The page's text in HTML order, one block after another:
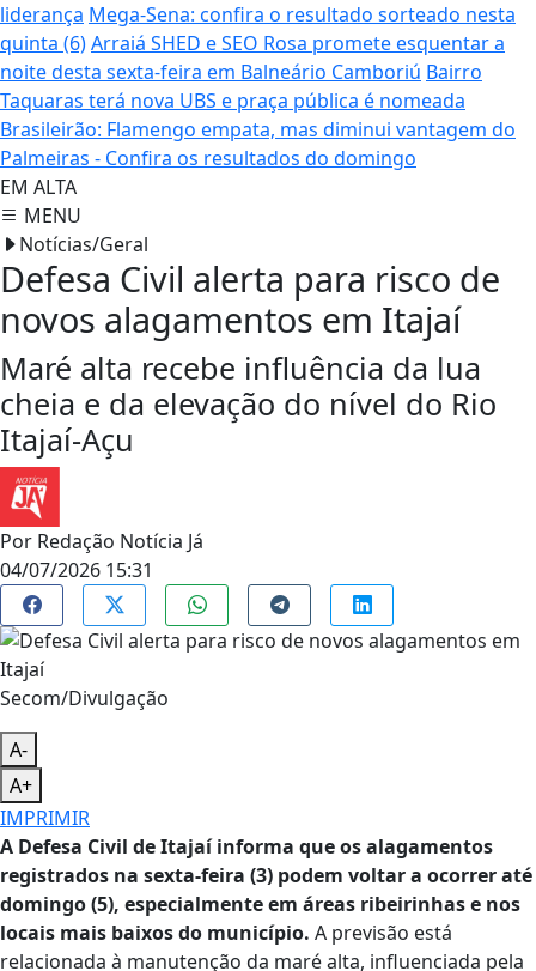
liderança Mega-Sena: confira o resultado sorteado nesta
quinta (6)Arraiá SHED e SEO Rosa promete esquentar a
noite desta sexta-feira em Balneário Camboriú Bairro
Taquaras terá nova UBS e praça pública é nomeada
Brasileirão: Flamengo empata, mas diminui vantagem do
Palmeiras - Confira os resultados do domingo
EM ALTA
MENU
Notícias/Geral
Defesa Civil alerta para risco de
novos alagamentos em Itajaí
Maré alta recebe influência da lua
cheia e da elevação do nível do Rio
Itajaí-Açu
Por Redação Notícia Já
04/07/2026 15:31
Secom/Divulgação
A-
A+
IMPRIMIR
A Defesa Civil de Itajaí informa que os alagamentos
registrados na sexta-feira (3) podem voltar a ocorrer até
domingo (5), especialmente em áreas ribeirinhas e nos
locais mais baixos do município. A previsão está
relacionada à manutenção da maré alta, influenciada pela